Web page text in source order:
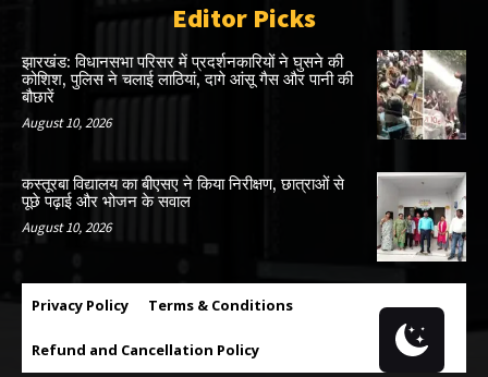
Editor Picks
झारखंड: विधानसभा परिसर में प्रदर्शनकारियों ने घुसने की
कोशिश, पुलिस ने चलाई लाठियां, दागे आंसू गैस और पानी की
बौछारें
August 10, 2026
कस्तूरबा विद्यालय का बीएसए ने किया निरीक्षण, छात्राओं से
पूछे पढ़ाई और भोजन के सवाल
August 10, 2026
Privacy Policy Terms & Conditions
Refund and Cancellation Policy